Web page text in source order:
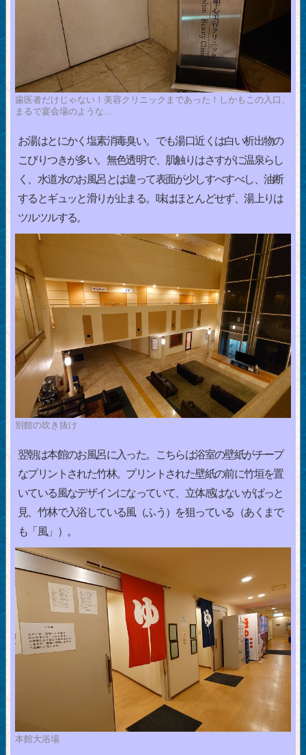
歯医者だけじゃない！美容クリニックまであった！しかもこの入口、
まるで宴会場のような…
お湯はとにかく塩素消毒臭い。でも湯口近くは白い析出物の
こびりつきが多い。無色透明で、肌触りはさすがに温泉らし
く、水道水のお風呂とは違って表面が少しすべすべし、油断
するとギュッと滑りが止まる。味はほとんどせず、湯上りは
ツルツルする。
別館の吹き抜け
翌朝は本館のお風呂に入った。こちらは浴室の壁紙がチープ
なプリントされた竹林。プリントされた壁紙の前に竹垣を置
いている風なデザインになっていて、立体感はないがぱっと
見、竹林で入浴している風（ふう）を狙っている（あくまで
も「風」）。
本館大浴場